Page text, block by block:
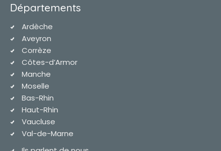
Départements
Ardèche
Aveyron
Corrèze
Côtes-d’Armor
Manche
Moselle
Bas-Rhin
Haut-Rhin
Vaucluse
Val-de-Marne